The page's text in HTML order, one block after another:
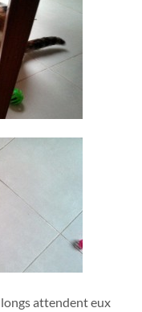
attendent eux